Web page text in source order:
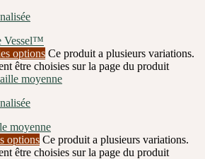
Vessel™
options Ce produit a plusieurs variations.
être choisies sur la page du produit
moyenne
options Ce produit a plusieurs variations.
être choisies sur la page du produit